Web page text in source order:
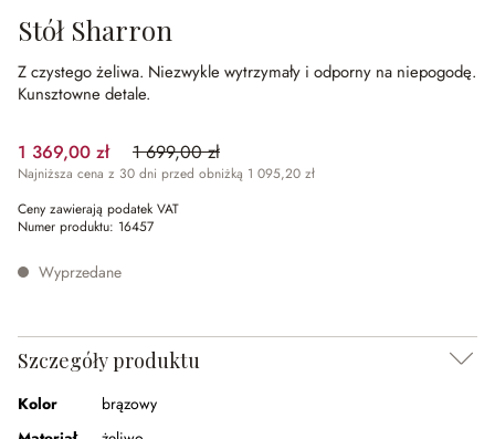
Stół Sharron
Z czystego żeliwa. Niezwykle wytrzymały i odporny na niepogodę.
Kunsztowne detale.
1 369,00 zł 1 699,00 zł
(19.42%spared)
Najniższa cena z 30 dni przed obniżką 1 095,20 zł
Ceny zawierają podatek VAT
Numer produktu: 16457
Wyprzedane
Szczegóły produktu
Kolor
brązowy